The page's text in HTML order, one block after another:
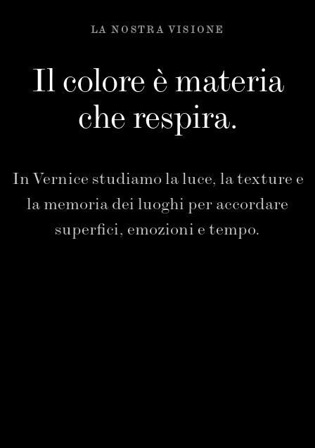
LA NOSTRA VISIONE
Il colore è materia
che respira.
In Vernice studiamo la luce, la texture e
la memoria dei luoghi per accordare
superfici, emozioni e tempo.